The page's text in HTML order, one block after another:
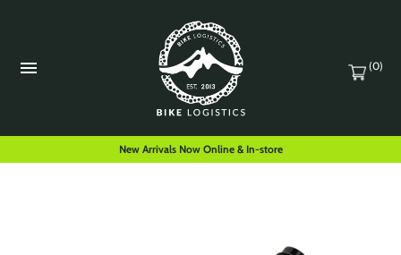
(0)
New Arrivals Now Online & In-store